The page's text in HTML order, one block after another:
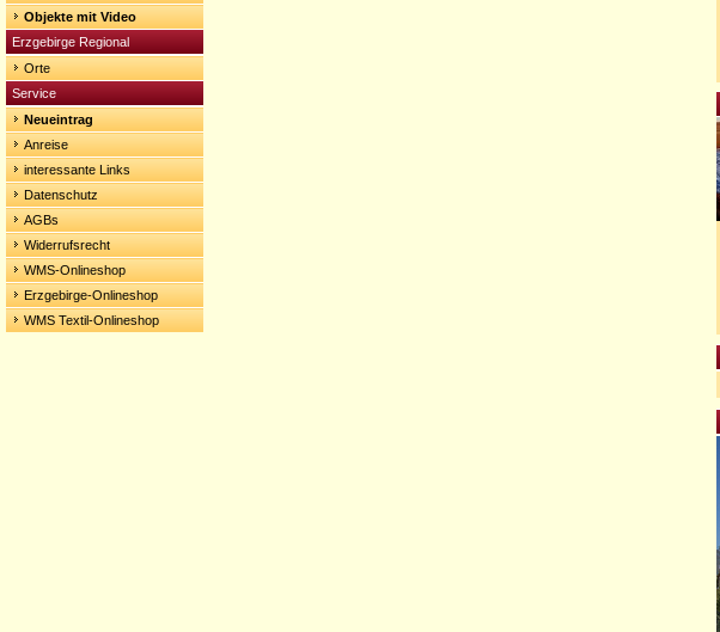
Objekte mit Video
Erzgebirge Regional
Orte
Service
Neueintrag
Anreise
interessante Links
Datenschutz
AGBs
Widerrufsrecht
WMS-Onlineshop
Erzgebirge-Onlineshop
WMS Textil-Onlineshop